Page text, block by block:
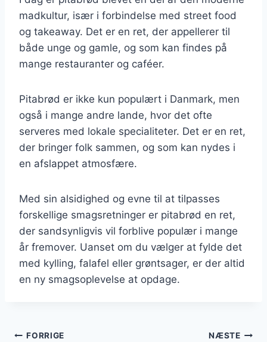
madkultur, især i forbindelse med street food
og takeaway. Det er en ret, der appellerer til
både unge og gamle, og som kan findes på
mange restauranter og caféer.
Pitabrød er ikke kun populært i Danmark, men
også i mange andre lande, hvor det ofte
serveres med lokale specialiteter. Det er en ret,
der bringer folk sammen, og som kan nydes i
en afslappet atmosfære.
Med sin alsidighed og evne til at tilpasses
forskellige smagsretninger er pitabrød en ret,
der sandsynligvis vil forblive populær i mange
år fremover. Uanset om du vælger at fylde det
med kylling, falafel eller grøntsager, er der altid
en ny smagsoplevelse at opdage.
FORRIGE NÆSTE